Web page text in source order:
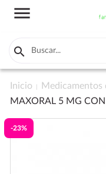
menu

Inicio Medicamentos
MAXORAL 5 MG CON
-23%